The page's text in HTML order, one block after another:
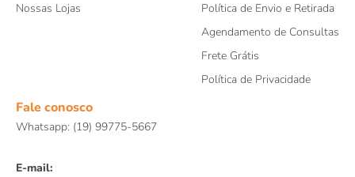
Nossas Lojas
Política de Envio e Retirada
Agendamento de Consultas
Frete Grátis
Política de Privacidade
Fale conosco
Whatsapp: (19) 99775-5667
E-mail: